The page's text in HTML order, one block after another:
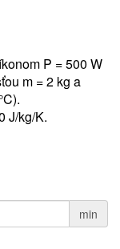
P = 500 W
m = 2 kg a
J/kg/K.
min